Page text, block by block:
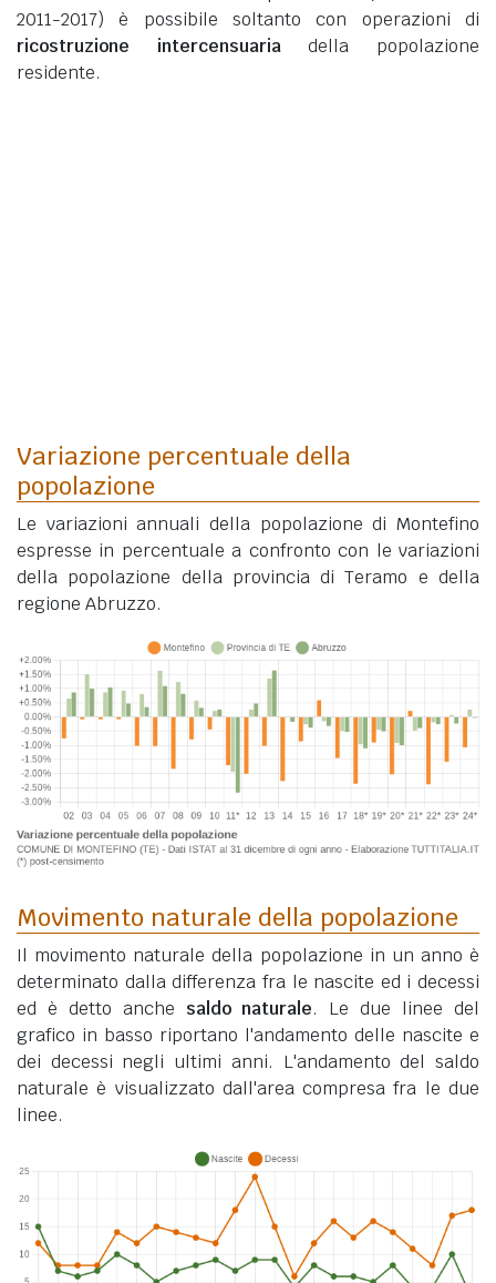
2011-2017) è possibile soltanto con operazioni di
ricostruzione intercensuariadella popolazione
residente.
Variazione percentuale della
popolazione
Le variazioni annuali della popolazione di Montefino
espresse in percentuale a confronto con le variazioni
della popolazione della provincia di Teramo e della
regione Abruzzo.
Movimento naturale della popolazione
Il movimento naturale della popolazione in un anno è
determinato dalla differenza fra le nascite ed i decessi
ed è detto anche saldo naturale. Le due linee del
grafico in basso riportano l'andamento delle nascite e
dei decessi negli ultimi anni. L'andamento del saldo
naturale è visualizzato dall'area compresa fra le due
linee.